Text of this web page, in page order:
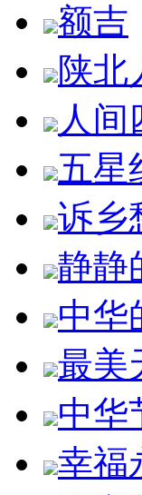
额吉
陕北
人间
五星
诉乡
静静
中华
最美
中华
幸福